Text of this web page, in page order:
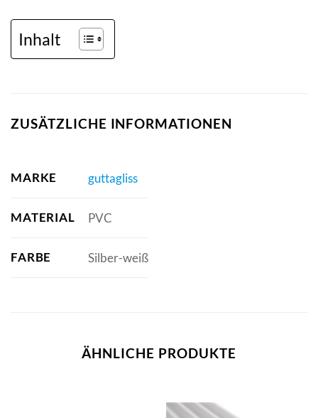
Inhalt
ZUSÄTZLICHE INFORMATIONEN
MARKE guttagliss
MATERIAL PVC
FARBE Silber-weiß
ÄHNLICHE PRODUKTE